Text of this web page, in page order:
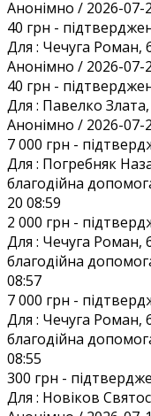
Анонiмно / 2026-07-
40 грн -
Для : Чечуга Роман,
Анонiмно / 2026-07-
40 грн -
Для : Павелко
Анонiмно / 2026-07-
7 000 грн -
Для : Погребняк
благодійна
20 08:59
2 000 грн -
Для : Чечуга Роман,
благодійна
08:57
7 000 грн -
Для : Чечуга Роман,
благодійна
08:55
300 грн -
Для : Новіков